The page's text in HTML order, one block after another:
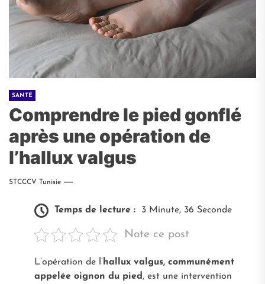
SANTÉ
Comprendre le pied gonflé
après une opération de
l’hallux valgus
STCCCV Tunisie
Temps de lecture : 3 Minute, 36 Seconde
Note ce post
L’opération de l’ hallux valgus, communément
appelée oignon du pied , est une intervention